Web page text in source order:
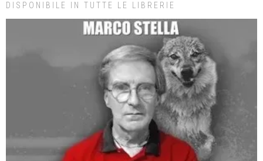
DISPONIBILE IN TUTTE LE LIBRERIE